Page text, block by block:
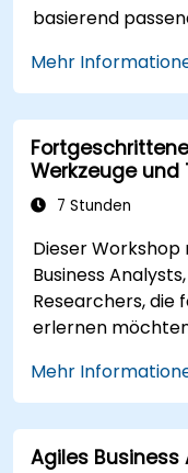
basierend
Management
technische,
Lösungen den
Anforderungen
umzusetzen,
eingeführte
sowie vollständig
Anforderungen
Mehr
Werkzeuge
Impact7 Stunden
Dieser
Business
Researchers,
erlernen
Teilnehmer,
Prozesse zu
einzubeziehen
Mehr
Agiles Business